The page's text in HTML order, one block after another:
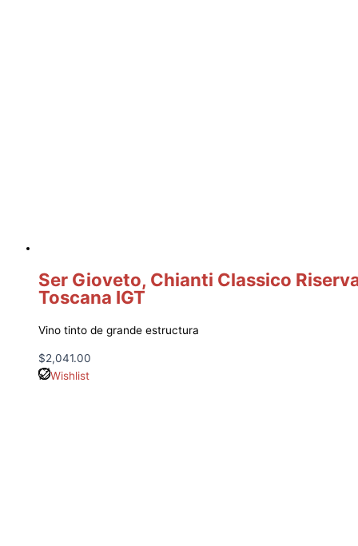
Ser Gioveto, Chianti Classico
Toscana IGT
Vino tinto de grande estructura
$2,041.00
Wishlist